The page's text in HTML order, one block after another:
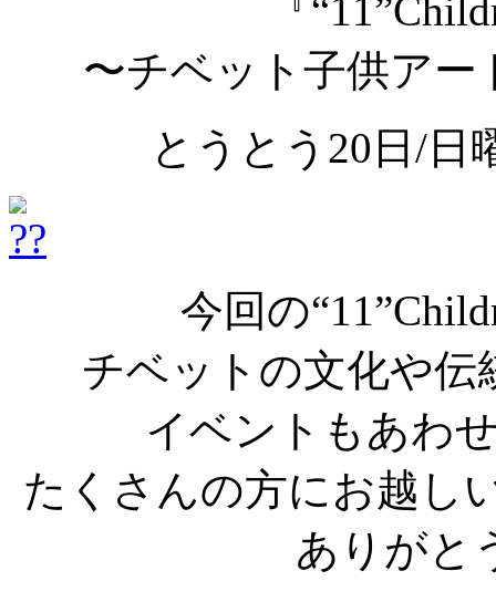
『
〜チベット子供ア
とうとう20日/日
今回の
チベットの文化や
イベントもあわ
たくさんの方にお越し
ありがと